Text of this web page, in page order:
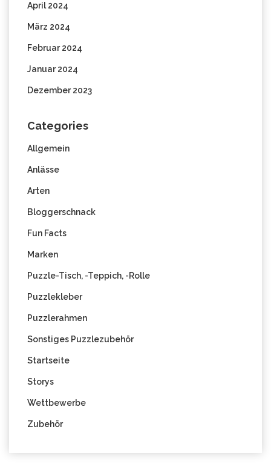
April 2024
März 2024
Februar 2024
Januar 2024
Dezember 2023
Categories
Allgemein
Anlässe
Arten
Bloggerschnack
Fun Facts
Marken
Puzzle-Tisch, -Teppich, -Rolle
Puzzlekleber
Puzzlerahmen
Sonstiges Puzzlezubehör
Startseite
Storys
Wettbewerbe
Zubehör